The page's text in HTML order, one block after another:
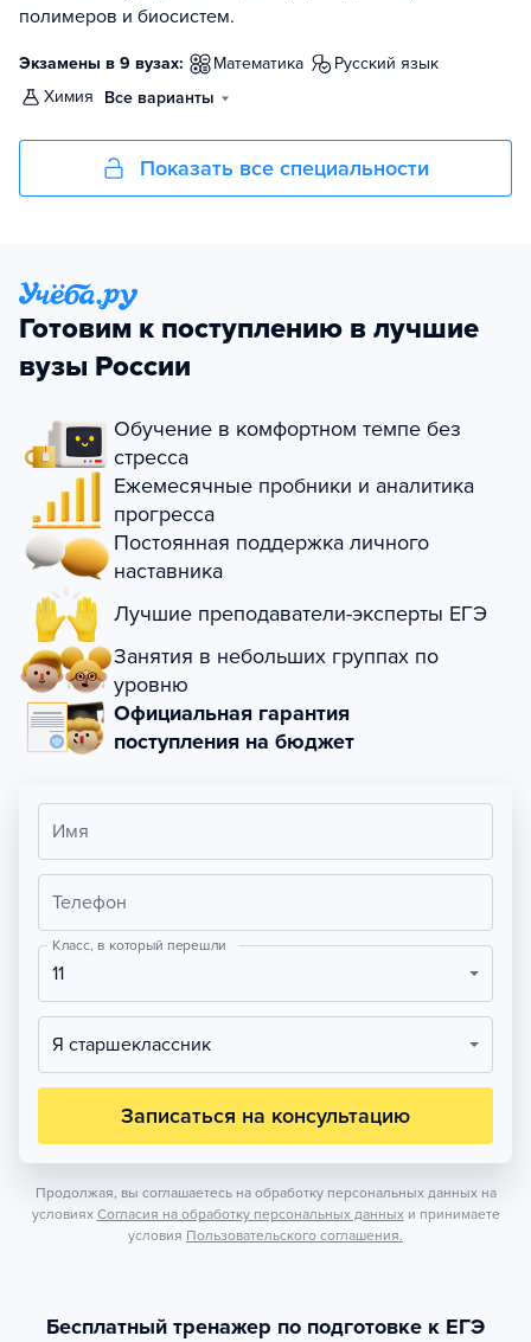
полимеров и биосистем.
Экзамены в 9 вузах: математика
русский язык
химия
Все варианты
Показать все специальности
Готовим к поступлению в лучшие
вузы России
Обучение в комфортном темпе без
стресса
Ежемесячные пробники и аналитика
прогресса
Постоянная поддержка личного
наставника
Лучшие преподаватели-эксперты ЕГЭ
Занятия в небольших группах по
уровню
Официальная гарантия
поступления на бюджет
Имя
Телефон
Класс, в который перешли
11
Я старшеклассник
Записаться на консультацию
Продолжая, вы соглашаетесь на обработку персональных данных на
условиях Согласия на обработку персональных данных и принимаете
условия Пользовательского соглашения.
Бесплатный тренажер по подготовке к ЕГЭ